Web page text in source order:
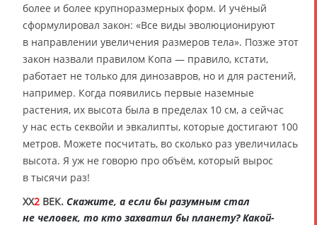
более и более крупноразмерных форм. И учёный
сформулировал закон: «Все виды эволюционируют
в направлении увеличения размеров тела». Позже этот
закон назвали правилом Копа — правило, кстати,
работает не только для динозавров, но и для растений,
например. Когда появились первые наземные
растения, их высота была в пределах 10 см, а сейчас
у нас есть секвойи и эвкалипты, которые достигают 100
метров. Можете посчитать, во сколько раз увеличилась
высота. Я уж не говорю про объём, который вырос
в тысячи раз!
XX2 ВЕК. Скажите, а если бы разумным стал
не человек, то кто захватил бы планету? Какой-